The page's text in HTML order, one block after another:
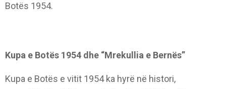
Botës 1954.
Kupa e Botës 1954 dhe “Mrekullia e Bernës”
Kupa e Botës e vitit 1954 ka hyrë në histori,